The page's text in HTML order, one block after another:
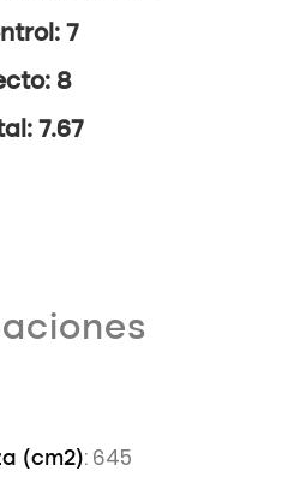
7
8
7.67
(cm2): 645